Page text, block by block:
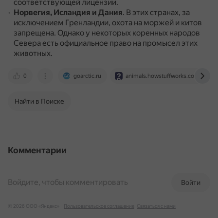
соответствующей лицензии.
Норвегия, Исландия и Дания. В этих странах, за
исключением Гренландии, охота на моржей и китов
запрещена. Однако у некоторых коренных народов
Севера есть официальное право на промысел этих
животных.
0 goarctic.ru animals.howstuffworks.com
Найти в Поиске
Комментарии
Войти
Войдите, чтобы комментировать
© 2026 ООО «Яндекс» Пользовательское соглашение Связаться с нами